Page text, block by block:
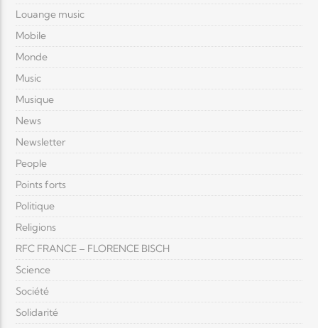
Louange music
Mobile
Monde
Music
Musique
News
Newsletter
People
Points forts
Politique
Religions
RFC FRANCE – FLORENCE BISCH
Science
Société
Solidarité